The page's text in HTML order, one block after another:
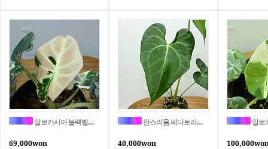
알로카시아 블랙벨벳 화이트 핑크 바리에가타A1096-동일품배송,높이 15cm,너비 17cm
69,000won
안스리움 페다토라디아툼X클라리네비움A1115-동일품배송,높이 38cm,너비 21cm
40,000won
알로카시아 마하라니 화이